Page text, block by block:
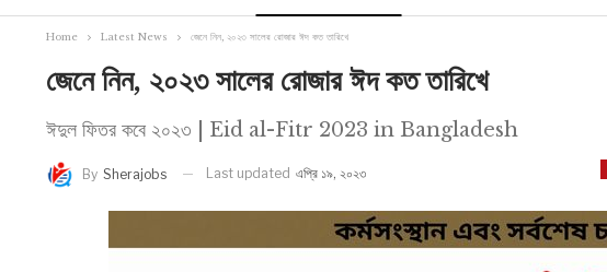
Home Latest News জেনে নিন, ২০২৩ সালের রোজার ঈদ কত তারিখে
জেনে নিন, ২০২৩ সালের রোজার ঈদ কত তারিখে
ঈদুল ফিতর কবে ২০২৩ | Eid al-Fitr 2023 in Bangladesh
By Sherajobs Last updated এপ্রি ১৯, ২০২৩